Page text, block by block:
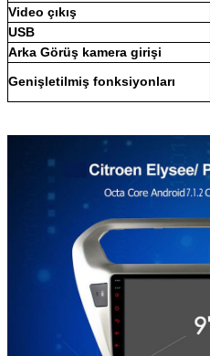
Video çıkış
USB
Arka Görüş kamera girişi
Genişletilmiş fonksiyonları